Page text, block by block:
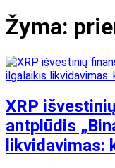
Žyma:
XRP
antplūdis
likvidavimas: